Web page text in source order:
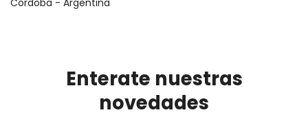
Córdoba - Argentina
Enterate nuestras
novedades